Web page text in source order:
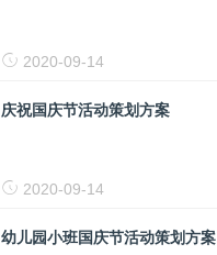
2020-09-14
庆祝国庆节活动策划方案
2020-09-14
幼儿园小班国庆节活动策划方案